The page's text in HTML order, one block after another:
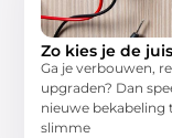
Zo kies je de
Ga je verbouwen,
upgraden? Dan
nieuwe bekabeling
slimme